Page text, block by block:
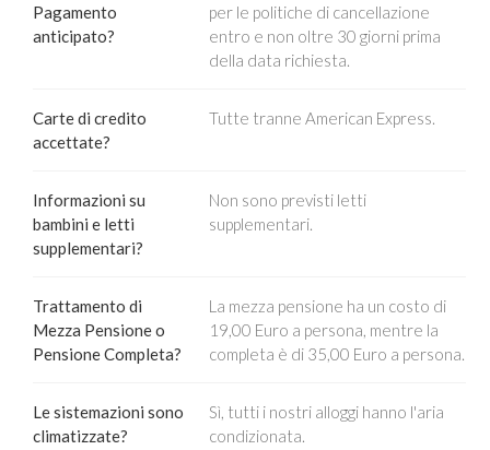
Pagamento
anticipato?
per le politiche di cancellazione
entro e non oltre 30 giorni prima
della data richiesta.
Carte di credito
accettate?
Tutte tranne American Express.
Informazioni su
bambini e letti
supplementari?
Non sono previsti letti
supplementari.
Trattamento di
Mezza Pensione o
Pensione Completa?
La mezza pensione ha un costo di
19,00 Euro a persona, mentre la
completa è di 35,00 Euro a persona.
Le sistemazioni sono
climatizzate?
Sì, tutti i nostri alloggi hanno l'aria
condizionata.